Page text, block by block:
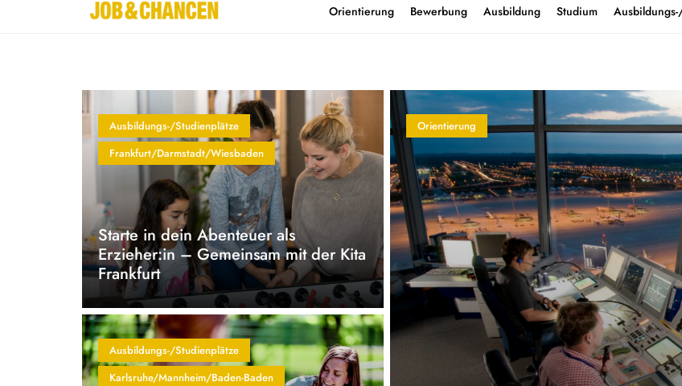
Home Kontakt Orientierung Bewerbung Ausbildung Studium
Ausbildungs-/Studienplätze
Frankfurt/Darmstadt/Wiesbaden
Starte in dein Abenteuer als
Erzieher:in – Gemeinsam mit der Kita
Frankfurt
Ausbildungs-/Studienplätze
Karlsruhe/Mannheim/Baden-Baden
Orientierung